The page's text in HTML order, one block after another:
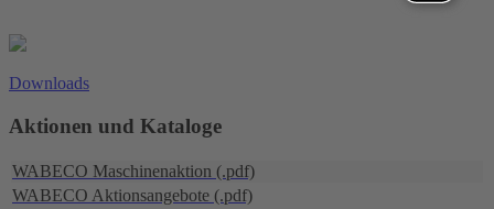
Downloads
Aktionen und Kataloge
WABECO Maschinenaktion (.pdf)
WABECO Aktionsangebote (.pdf)